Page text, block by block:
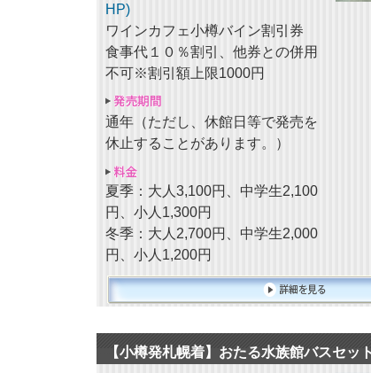
HP)
ワインカフェ小樽バイン割引券
食事代１０％割引、他券との併用
不可※割引額上限1000円
通年（ただし、休館日等で発売を
休止することがあります。）
夏季：大人3,100円、中学生2,100
円、小人1,300円
冬季：大人2,700円、中学生2,000
円、小人1,200円
【小樽発札幌着】おたる水族館バスセッ